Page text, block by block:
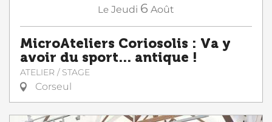
Le Jeudi 6 Août
MicroAteliers Coriosolis : Va y
avoir du sport... antique !
ATELIER / STAGE
Corseul